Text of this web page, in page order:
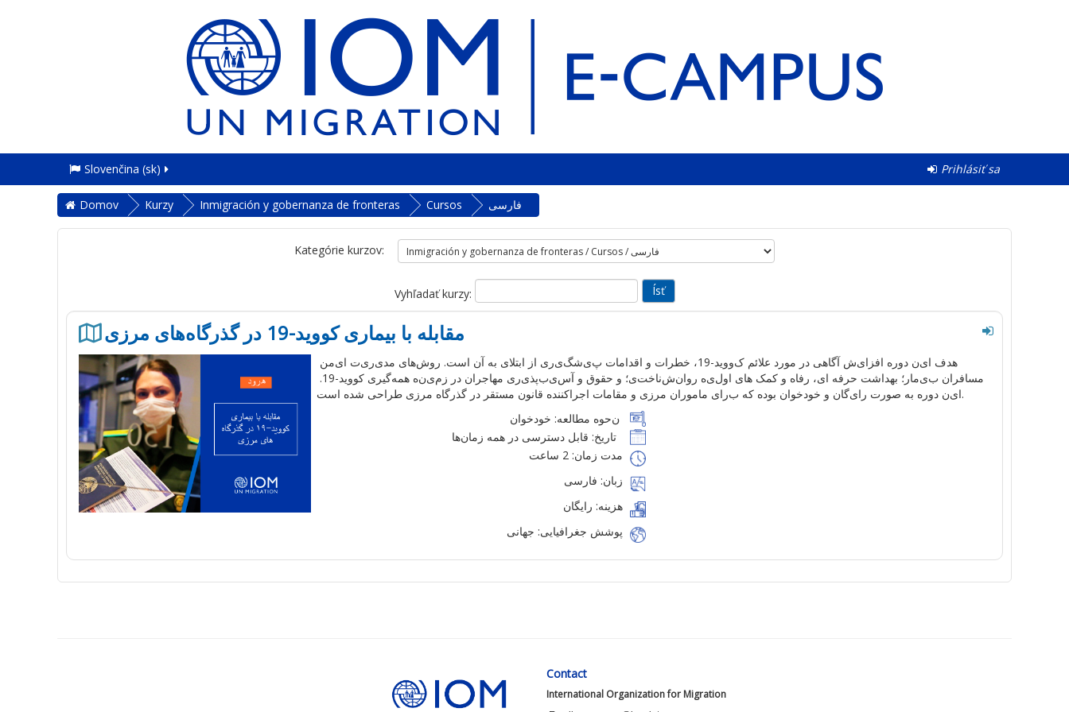
Prihlásiť sa
Slovenčina ‎(sk)‎
Domov Kurzy Inmigración y gobernanza de fronteras Cursos فارسی
Kategórie kurzov:
Vyhľadať kurzy:
مقابله با بیماری کووید-19 در گذرگاه‌های مرزی
هدف این دوره افزایش آگاهی در مورد علائم کووید-19 ، خطرات و اقدامات پیشگیر ی از ابتلای به آن است. روشهای مدیر یت ایمن
مسافران بیمار ؛ بهداشت حرفه ای، رفاه و کمک های اولیه روان‌شناختی؛ و حقوق وآسیبپذیر ی مهاجران در زمینه همه‌گیری کووید-19.
این دوره به صورت رایگان و خودخوان بوده که برای ماموران مرز ی و مقامات اجراکننده قانون مستقر در گذرگاه مرزی طراحی شده است
.
نحوه مطالعه: خودخوان
تاریخ: قابل دسترسی در همه زمان‌ها
مدت زمان: 2 ساعت
زبان: فارسی
هزینه: رایگان
پوشش جغرافیایی: جهانی
Contact
International Organization for Migration